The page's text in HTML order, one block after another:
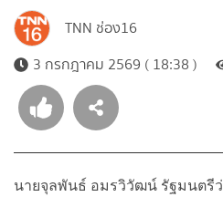
TNN ช่อง16
3 กรกฎาคม 2569 ( 18:38 )
นายจุลพันธ์ อมรวิวัฒน์ รัฐมนตรี